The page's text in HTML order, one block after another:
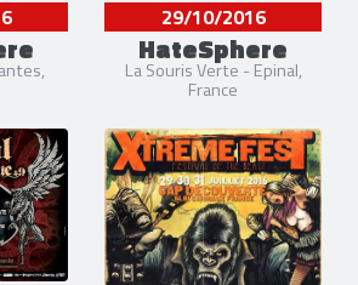
29/10/2016
HateSphere
La Souris Verte - Epinal,
France